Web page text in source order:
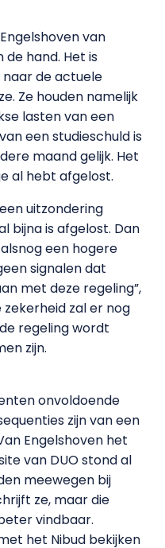
van
de hand. Het is
de actuele
ze. Ze houden namelijk
lasten van een
een studieschuld is
maand gelijk. Het
al hebt afgelost.
uitzondering
bijna is afgelost. Dan
een hogere
signalen dat
met deze regeling”,
zal er nog
regeling wordt
zijn.
onvoldoende
zijn van een
Engelshoven het
van DUO stond al
meewegen bij
ze, maar die
vindbaar.
het Nibud bekijken